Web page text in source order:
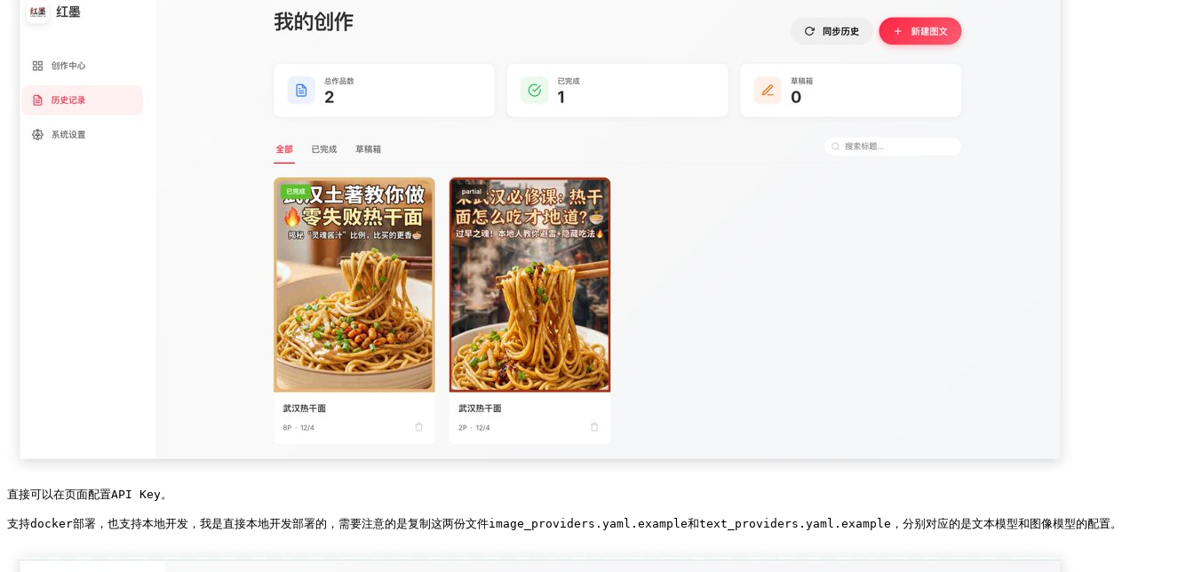
直接可以在页面配置API Key。
支持docker部署，也支持本地开发，我是直接本地开发部署的，需要注意的是复制这两份文件image_providers.yaml.example和text_providers.yaml.example，分别对应的是文本模型和图像模型的配置。